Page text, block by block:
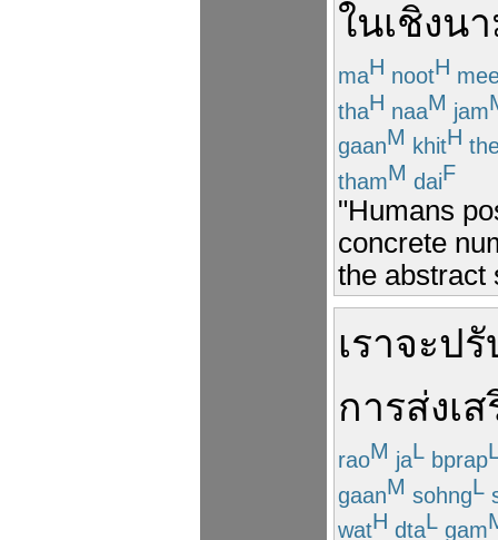
ในเชิงน
maH nootH
thaH naaM jam
gaanM khitH
thamM daiF
"Humans
concrete
the abstract
เราจะปรั
การส่งเ
raoM jaL bprap
gaanM sohngL
watH dtaL gam